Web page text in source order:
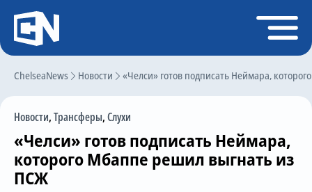
ChelseaNews Новости «Челси» готов подписать Неймара,
Новости,Трансферы,Слухи
«Челси» готов подписать Неймара,
которого Мбаппе решил выгнать из
ПСЖ
Регистрация
Главная
Чат
Трансферы
Слухи